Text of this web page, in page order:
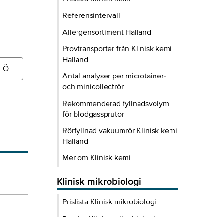
Ö
Referensintervall
Allergensortiment Halland
Provtransporter från Klinisk kemi
Halland
Antal analyser per microtainer-
och minicollectrör
Rekommenderad fyllnadsvolym
för blodgassprutor
Rörfyllnad vakuumrör Klinisk kemi
Halland
Mer om Klinisk kemi
Klinisk mikrobiologi
Prislista Klinisk mikrobiologi